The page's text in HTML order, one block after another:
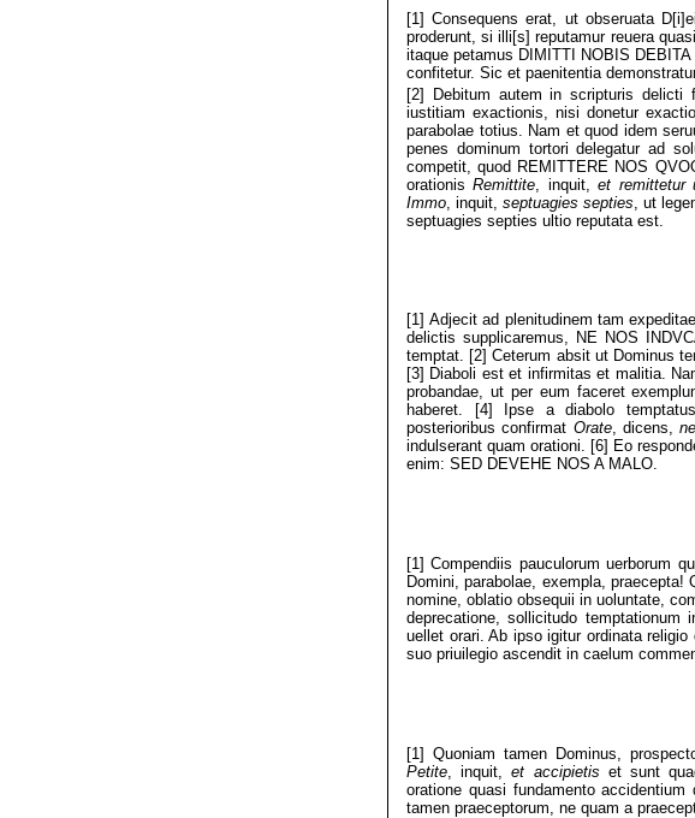
[1] Consequens erat, ut obseruata
proderunt, si illi[s] reputamur reuera
itaque petamus DIMITTI NOBIS
confitetur. Sic et paenitentia
[2] Debitum autem in scripturis delicti
iustitiam exactionis, nisi donetur
parabolae totius. Nam et quod idem
penes dominum tortori delegatur ad
competit, quod REMITTERE NOS
orationisRemittite , inquit,et remittetur
Immo , inquit,septuagies septies , ut
septuagies septies ultio reputata est.
[1] Adjecit ad plenitudinem tam
delictis supplicaremus, NE NOS
temptat. [2] Ceterum absit ut Dominus
[3] Diaboli est et infirmitas et malitia.
probandae, ut per eum faceret
haberet. [4] Ipse a diabolo
posterioribus confirmat Orate, dicens,
indulserant quam orationi. [6] Eo
enim: SED DEVEHE NOS A MALO.
[1] Compendiis pauculorum uerborum
Domini, parabolae, exempla,
nomine, oblatio obsequii in uoluntate,
deprecatione, sollicitudo
uellet orari. Ab ipso igitur ordinata
suo priuilegio ascendit in caelum
[1] Quoniam tamen Dominus,
Petite , inquit,et accipietis et sunt
oratione quasi fundamento
tamen praeceptorum, ne quam a